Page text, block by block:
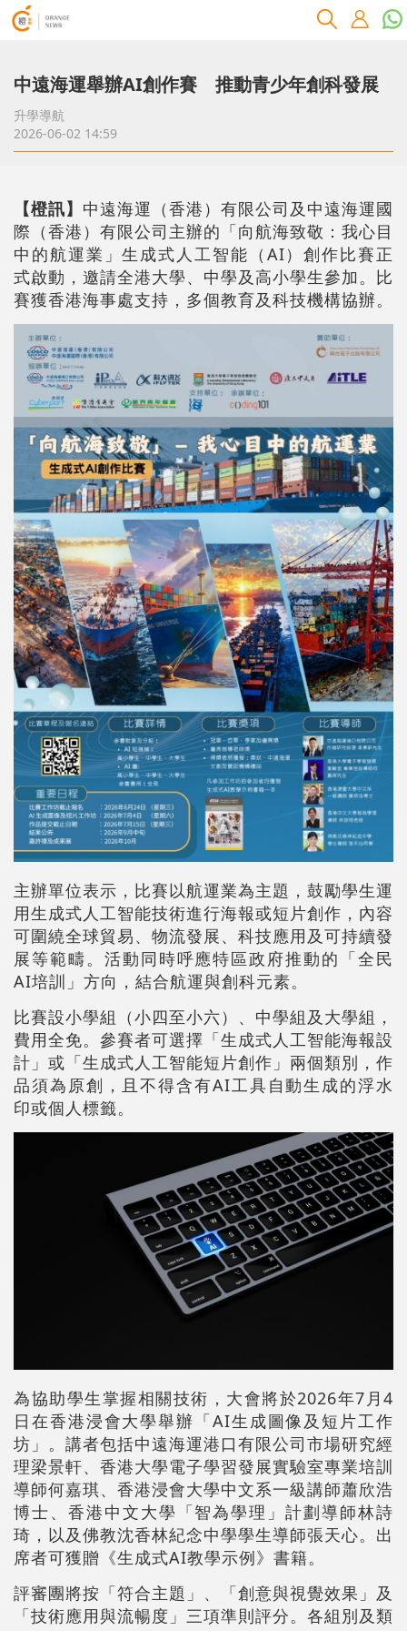
中遠海運舉辦AI創作賽 推動青少年創科發展
升學導航
2026-06-02 14:59
【橙訊】 中遠海運（香港）有限公司及中遠海運國
際（香港）有限公司主辦的「向航海致敬：我心目
中的航運業」生成式人工智能（AI）創作比賽正
式啟動，邀請全港大學、中學及高小學生參加。比
賽獲香港海事處支持，多個教育及科技機構協辦。
主辦單位表示，比賽以航運業為主題，鼓勵學生運
用生成式人工智能技術進行海報或短片創作，內容
可圍繞全球貿易、物流發展、科技應用及可持續發
展等範疇。活動同時呼應特區政府推動的「全民
AI培訓」方向，結合航運與創科元素。
比賽設小學組（小四至小六）、中學組及大學組，
費用全免。參賽者可選擇「生成式人工智能海報設
計」或「生成式人工智能短片創作」兩個類別，作
品須為原創，且不得含有AI工具自動生成的浮水
印或個人標籤。
為協助學生掌握相關技術，大會將於2026年7月4
日在香港浸會大學舉辦「AI生成圖像及短片工作
坊」。講者包括中遠海運港口有限公司市場研究經
理梁景軒、香港大學電子學習發展實驗室專業培訓
導師何嘉琪、香港浸會大學中文系一級講師蕭欣浩
博士、香港中文大學「智為學理」計劃導師林詩
琦，以及佛教沈香林紀念中學學生導師張天心。出
席者可獲贈《生成式AI教學示例》書籍。
評審團將按「符合主題」、「創意與視覺效果」及
「技術應用與流暢度」三項準則評分。各組別及類